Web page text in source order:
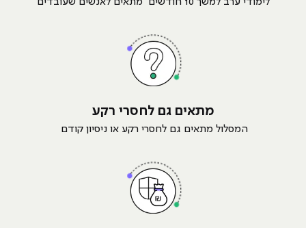
מתאים גם לחסרי רקע
המסלול מתאים גם לחסרי רקע או ניסיון קודם